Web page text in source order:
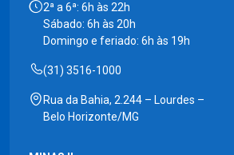
2ª a 6ª: 6h às 22h
Sábado: 6h às 20h
Domingo e feriado: 6h às 19h
(31) 3516-1000
Rua da Bahia, 2.244 – Lourdes –
Belo Horizonte/MG